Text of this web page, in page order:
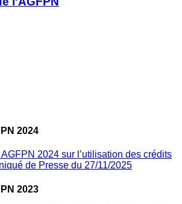
2024
AGFPN 2024 sur l’utilisation des crédits
de Presse du 27/11/2025
2023